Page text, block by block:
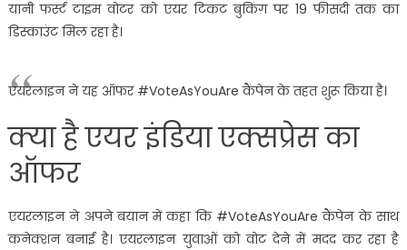
यानी फर्स्ट टाइम वोटर को एयर टिकट बुकिंग पर 19 फीसदी तक का
डिस्काउंट मिल रहा है।
एयरलाइन ने यह ऑफर #VoteAsYouAre कैंपेन के तहत शुरू किया है।
क्या है एयर इंडिया एक्सप्रेस का
ऑफर
एयरलाइन ने अपने बयान में कहा कि #VoteAsYouAre कैंपेन के साथ
कनेक्शन बनाई है। एयरलाइन युवाओं को वोट देने में मदद कर रहा है